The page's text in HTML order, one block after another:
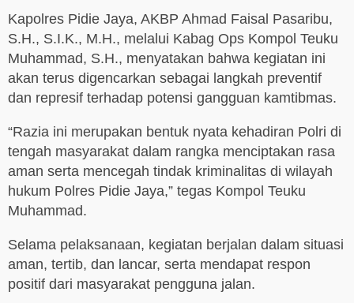
Kapolres Pidie Jaya, AKBP Ahmad Faisal Pasaribu,
S.H., S.I.K., M.H., melalui Kabag Ops Kompol Teuku
Muhammad, S.H., menyatakan bahwa kegiatan ini
akan terus digencarkan sebagai langkah preventif
dan represif terhadap potensi gangguan kamtibmas.
“Razia ini merupakan bentuk nyata kehadiran Polri di
tengah masyarakat dalam rangka menciptakan rasa
aman serta mencegah tindak kriminalitas di wilayah
hukum Polres Pidie Jaya,” tegas Kompol Teuku
Muhammad.
Selama pelaksanaan, kegiatan berjalan dalam situasi
aman, tertib, dan lancar, serta mendapat respon
positif dari masyarakat pengguna jalan.